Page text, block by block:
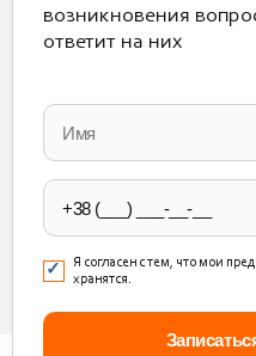
возникновения
ответит на них
leave
this
field
empty.
Я согласен с тем, что мои
хранятся.